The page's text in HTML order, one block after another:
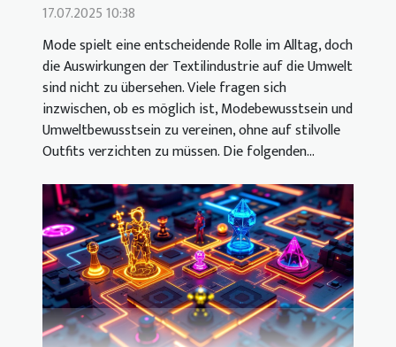
17.07.2025 10:38
Mode spielt eine entscheidende Rolle im Alltag, doch
die Auswirkungen der Textilindustrie auf die Umwelt
sind nicht zu übersehen. Viele fragen sich
inzwischen, ob es möglich ist, Modebewusstsein und
Umweltbewusstsein zu vereinen, ohne auf stilvolle
Outfits verzichten zu müssen. Die folgenden...